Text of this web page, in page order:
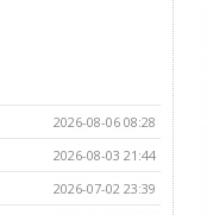
2026-08-06 08:28
2026-08-03 21:44
2026-07-02 23:39